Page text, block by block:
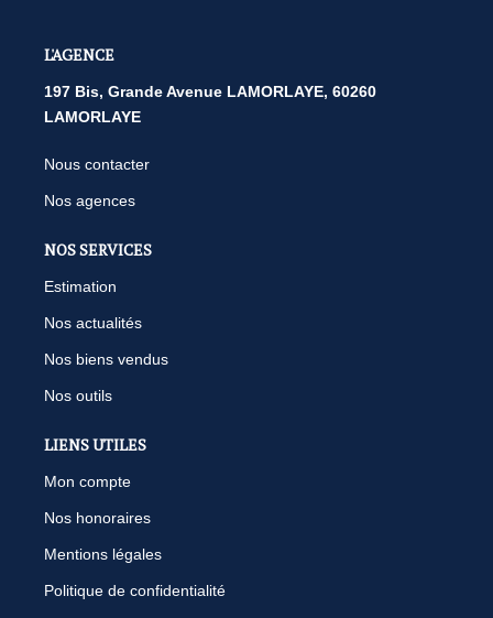
L'AGENCE
197 Bis, Grande Avenue LAMORLAYE, 60260
LAMORLAYE
Nous contacter
Nos agences
NOS SERVICES
Estimation
Nos actualités
Nos biens vendus
Nos outils
LIENS UTILES
Mon compte
Nos honoraires
Mentions légales
Politique de confidentialité